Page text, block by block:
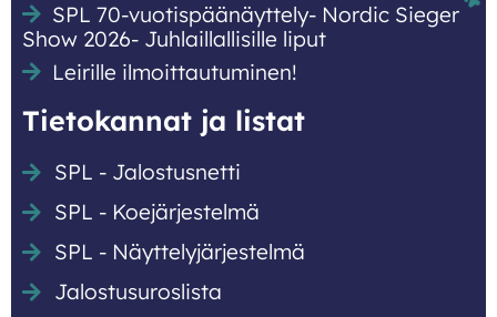
SPL 70-vuotispäänäyttely- Nordic Sieger
Show 2026- Juhlaillallisille liput
Leirille ilmoittautuminen!
Tietokannat ja listat
SPL - Jalostusnetti
SPL - Koejärjestelmä
SPL - Näyttely­järjestelmä
Jalostusuroslista